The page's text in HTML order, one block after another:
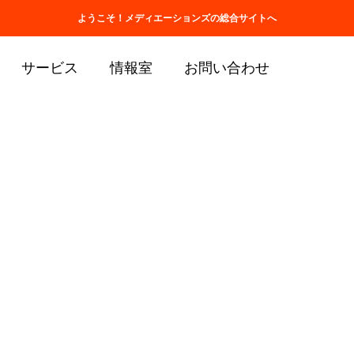
ようこそ！メディエーションズの総合サイトへ
サービス 情報室 お問い合わせ